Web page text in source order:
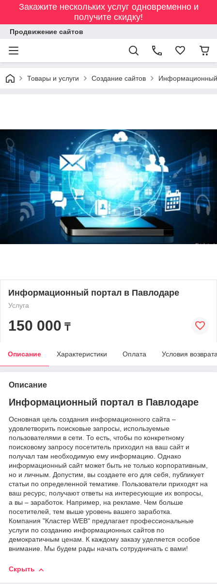
Закажите нескольких услуг одновременно и
получите скидку!
Продвижение сайтов
Товары и услуги Создание сайтов
Информационный портал в Павлодаре
Услуга
150 000 ₸
Описание Характеристики Оплата Условия
Описание
Информационный портал в Павлодаре
Основная цель создания информационного сайта –
удовлетворить поисковые запросы, используемые
пользователями в сети. То есть, чтобы по конкретному
поисковому запросу посетитель приходил на ваш сайт и
получал там необходимую ему информацию. Однако
информационный сайт может быть не только корпоративным,
но и личным. Допустим, вы создаете его для себя, публикует
статьи по определенной тематике. Пользователи приходят на
ваш ресурс, получают ответы на интересующие их вопросы,
а вы – заработок. Например, на рекламе. Чем больше
посетителей, тем выше уровень вашего заработка.
Компания "Кластер WEB" предлагает профессиональные
услуги по созданию информационных сайтов по
демократичным ценам. К каждому заказу уделяется особое
внимание. Мы будем рады начать сотрудничать с вами!
Скрыть